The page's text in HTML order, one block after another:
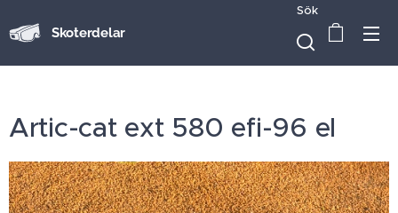
Skoterdelar
Sök
Artic-cat ext 580 efi-96 el